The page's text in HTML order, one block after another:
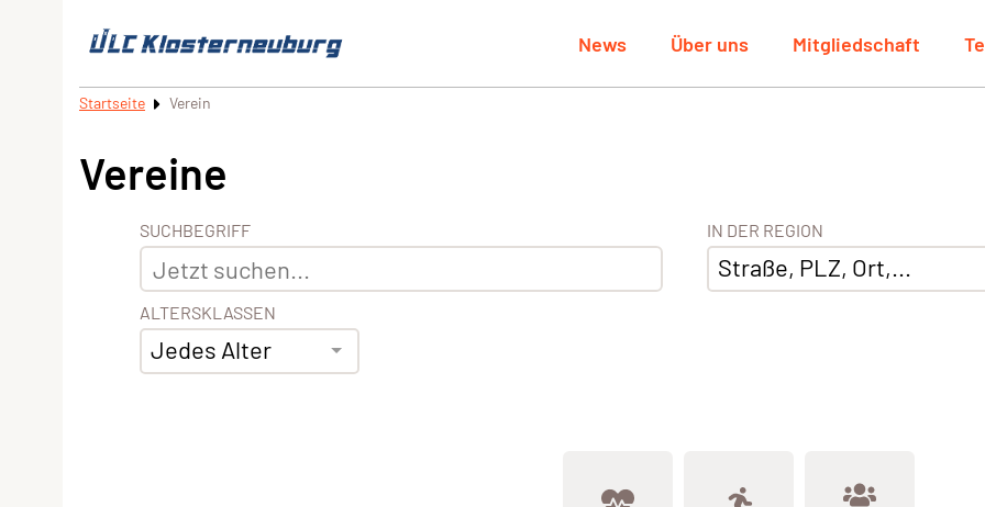
News Über uns Mitgliedschaft
Startseite Verein
Vereine
SUCHBEGRIFF
ALTERSKLASSEN
Jedes Alter
IN DER REGION
Straße, PLZ, Ort,...